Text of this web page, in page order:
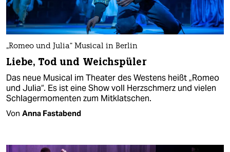
„Romeo und Julia“ Musical in Berlin
Liebe, Tod und Weichspüler
Das neue Musical im Theater des Westens heißt „Romeo
und Julia“. Es ist eine Show voll Herzschmerz und vielen
Schlagermomenten zum Mitklatschen.
Von Anna Fastabend